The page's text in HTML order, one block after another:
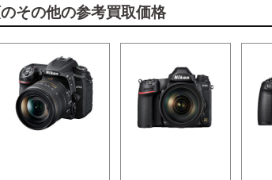
その他の参考買取価格